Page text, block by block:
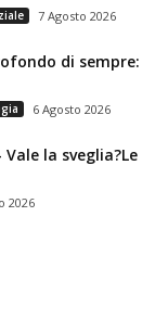
7 Agosto 2026
di sempre:
6 Agosto 2026
la sveglia?Le
2026